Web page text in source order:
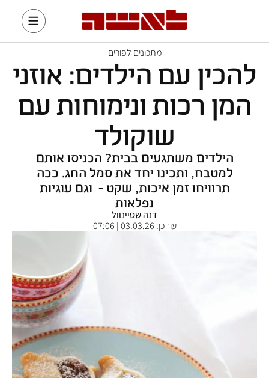
מתכונים לפורים
להכין עם הילדים: אוזני
המן רכות ונימוחות עם
שוקולד
הילדים משתגעים בבית? הכניסו אותם
למטבח, ותכינו יחד את סמל החג. ככה
תרוויחו זמן איכות, שקט - וגם עוגיות
נפלאות
דנה שטיינוול
עודכן: 03.03.26 | 07:06